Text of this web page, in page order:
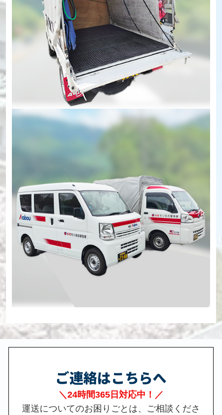
ご連絡はこちらへ
＼24時間365日対応中！／
運送についてのお困りごとは、ご相談くださ